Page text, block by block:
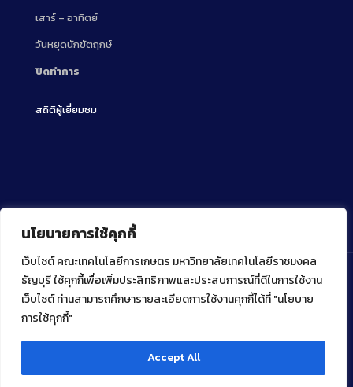
นโยบายการใช้คุกกี้
เว็บไซต์ คณะเทคโนโลยีการเกษตร มหาวิทยาลัยเทคโนโลยีราชมงคล
ธัญบุรี ใช้คุกกี้เพื่อเพิ่มประสิทธิภาพและประสบการณ์ที่ดีในการใช้งาน
เว็บไซต์ ท่านสามารถศึกษารายละเอียดการใช้งานคุกกี้ได้ที่ "นโยบาย
การใช้คุกกี้"
Accept All
เสาร์ – อาทิตย์
วันหยุดนักขัตฤกษ์
ปิดทำการ
สถิติผู้เยี่ยมชม
Copyright ⓒ 2022 คณะเทคโนโลยีการเกษตร มหาวิทยาลัย